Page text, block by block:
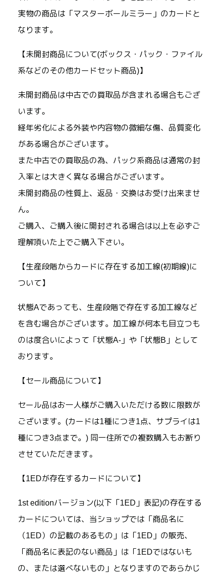
実物の商品は「マスターボールミラー」のカードと
なります。
【未開封商品について(ボックス・パック・ファイル
系などのその他カードセット商品)】
未開封商品は中古での買取品が含まれる場合もござ
います。
経年劣化による外装や内容物の微細な傷、品質変化
がある場合がございます。
また中古での買取品の為、パック系商品は通常の封
入率とは大きく異なる場合がございます。
未開封商品の性質上、返品・交換はお受け出来ませ
ん。
ご購入、ご購入後に開封される場合は以上を必ずご
理解頂いた上でご購入下さい。
【生産段階からカードに存在する加工線(初期線)に
ついて】
状態Aであっても、生産段階で存在する加工線など
を含む場合がございます。加工線が何本も目立つも
のは度合いによって「状態A-」や「状態B」として
おります。
【セール商品について】
セール品はお一人様がご購入いただける数に限数が
ございます。(カードは1種につき1点、サプライは1
種につき3点まで。) 同一住所での複数購入もお断り
させていただきます。
【1EDが存在するカードについて】
1st editionバージョン(以下「1ED」表記)の存在する
カードについては、当ショップでは「商品名に
（1ED）の記載のあるもの」は「1ED」の販売、
「商品名に表記のない商品」は「1EDではないも
の、または選べないもの」となりますのであらかじ